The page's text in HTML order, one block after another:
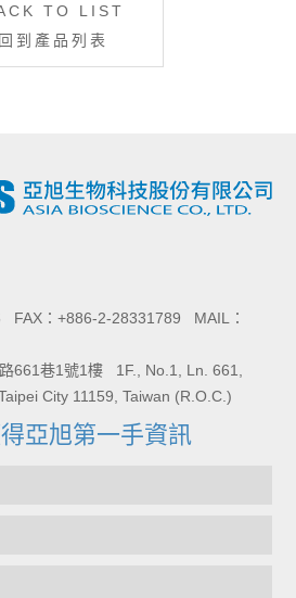
TO LIST
回到產品列表
FAX：+886-2-28331789 MAIL：
661巷1號1樓 1F., No.1, Ln. 661,
City 11159, Taiwan (R.O.C.)
亞旭第一手資訊